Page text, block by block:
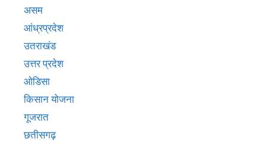
असम
आंध्रप्रदेश
उतराखंड
उत्तर प्रदेश
ओडिसा
किसान योजना
गूजरात
छतीसगढ़